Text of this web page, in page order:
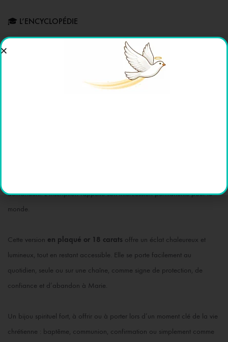
🎓 L’ENCYCLOPÉDIE
Médaille Miraculeusetrouve son origine dans les apparitions de
demandent. L’inscription rappelle son intercession permanente pour le
monde.
Cette version en plaqué or 18 carats offre un éclat chaleureux et
lumineux, tout en restant accessible. Elle se porte facilement au
quotidien, seule ou sur une chaîne, comme signe de protection, de
confiance et d’abandon à Marie.
Un bijou spirituel fort, à offrir ou à porter lors d’un moment clé de la vie
chrétienne : baptême, communion, confirmation ou simplement comme